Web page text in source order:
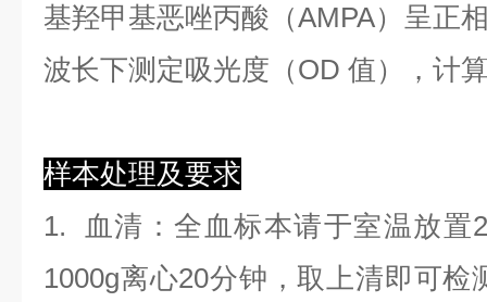
基羟甲基恶唑丙酸（AMPA）呈正
波长下测定吸光度（OD 值），计
样本处理及要求
1.
血清 ：全血标本请于室温放
1000g离心20分钟，取上清即可